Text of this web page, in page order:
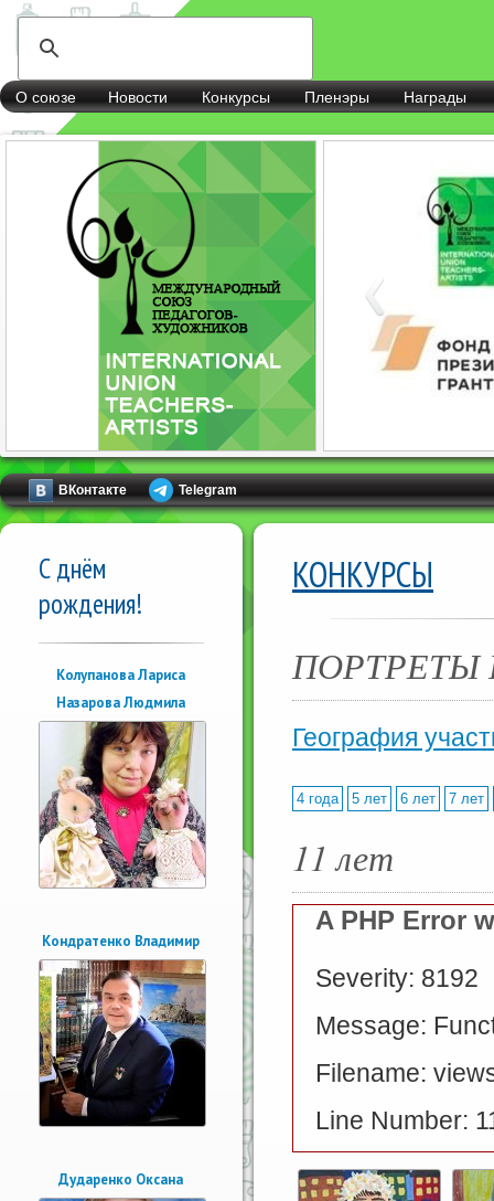
О союзе Новости Конкурсы Пленэры Награды
ВКонтакте Telegram
С днём
рождения!
Колупанова Лариса
Назарова Людмила
Кондратенко Владимир
Дударенко Оксана
КОНКУРСЫ
ПОРТРЕТЫ
География
4 года 5 лет 6 лет 7 лет
11 лет
A PHP Error
Severity: 8192
Message:
Filename:
Line Number: